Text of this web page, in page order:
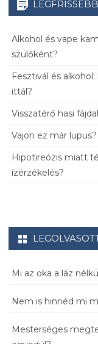
Alkohol és vape
szülőként?
Fesztivál és
ittál?
Visszatérő hasi
Vajon ez már lupus?
Hipotireózis miatt
ízérzékelés?
Mi az oka a láz
Nem is hinnéd mi
Mesterséges